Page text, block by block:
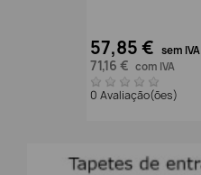
57,85 € sem IVA
71,16 € com IVA
0 Avaliação(ões)